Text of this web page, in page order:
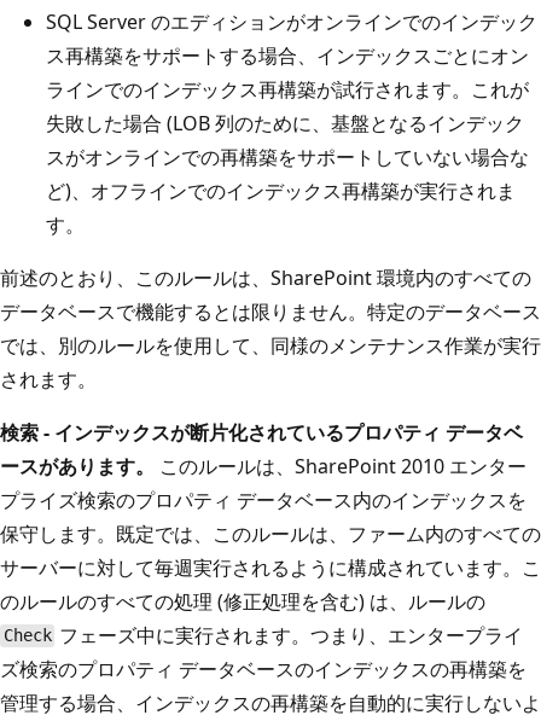
SQL Server のエディションがオンラインでのインデック
ス再構築をサポートする場合、インデックスごとにオン
ラインでのインデックス再構築が試行されます。これが
失敗した場合 (LOB 列のために、基盤となるインデック
スがオンラインでの再構築をサポートしていない場合な
ど)、オフラインでのインデックス再構築が実行されま
す。
前述のとおり、このルールは、SharePoint 環境内のすべての
データベースで機能するとは限りません。特定のデータベース
では、別のルールを使用して、同様のメンテナンス作業が実行
されます。
検索 - インデックスが断片化されているプロパティ データベ
ースがあります。
このルールは、SharePoint 2010 エンター
プライズ検索のプロパティ データベース内のインデックスを
保守します。既定では、このルールは、ファーム内のすべての
サーバーに対して毎週実行されるように構成されています。こ
のルールのすべての処理 (修正処理を含む) は、ルールの
Check フェーズ中に実行されます。つまり、エンタープライ
ズ検索のプロパティ データベースのインデックスの再構築を
管理する場合、インデックスの再構築を自動的に実行しないよ